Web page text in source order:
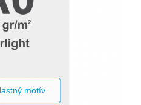
motív